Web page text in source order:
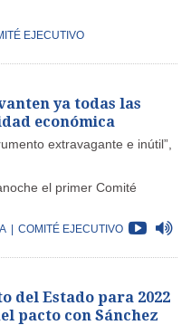
EJECUTIVO
ya todas las
económica
extravagante e inútil”,
el primer Comité
COMITÉ EJECUTIVO
del Estado para 2022
pacto con Sánchez